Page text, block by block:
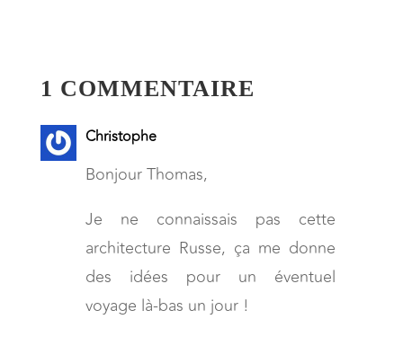
1 COMMENTAIRE
Christophe
Bonjour Thomas,
Je ne connaissais pas cette
architecture Russe, ça me donne
des idées pour un éventuel
voyage là-bas un jour !